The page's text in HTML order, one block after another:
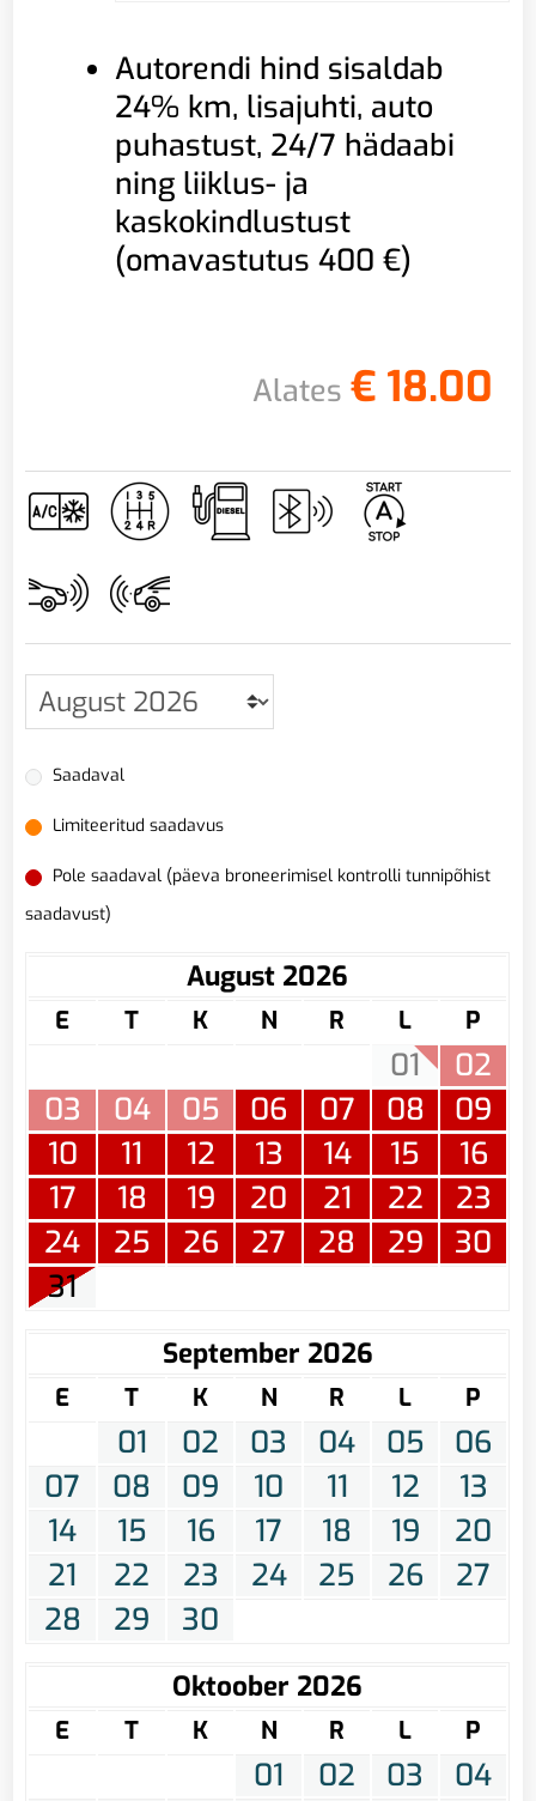
Autorendi hind sisaldab
24% km, lisajuhti, auto
puhastust, 24/7 hädaabi
ning liiklus- ja
kaskokindlustust
(omavastutus 400 €)
Alates € 18.00
Saadaval
Limiteeritud saadavus
Pole saadaval (päeva broneerimisel kontrolli tunnipõhist
saadavust)
August 2026
E T K N R L P
01
02
03
04 05 06 07 08
09
10
11 12 13 14 15
16
17
18 19 20 21 22
23
24
25 26 27 28 29
30
31
September 2026
E T K N R L P
01 02 03 04 05
06
07
08 09 10 11 12
13
14
15 16 17 18 19
20
21
22 23 24 25 26
27
28
29 30
Oktoober 2026
E T K N R L P
01 02 03
04